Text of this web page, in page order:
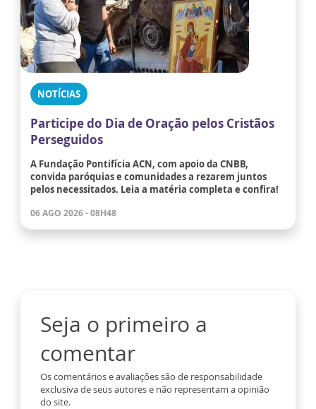
NOTÍCIAS
Participe do Dia de Oração pelos Cristãos
Perseguidos
A Fundação Pontifícia ACN, com apoio da CNBB,
convida paróquias e comunidades a rezarem juntos
pelos necessitados. Leia a matéria completa e confira!
06 AGO 2026 - 08H48
Seja o primeiro a
comentar
Os comentários e avaliações são de responsabilidade
exclusiva de seus autores e não representam a opinião
do site.